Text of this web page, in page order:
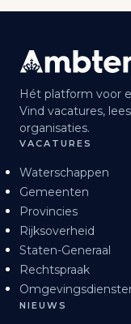
Hét platform voor
Vind vacatures,
organisaties.
VACATURES
Waterschappen
Gemeenten
Provincies
Rijksoverheid
Staten-Generaal
Rechtspraak
NIEUWS